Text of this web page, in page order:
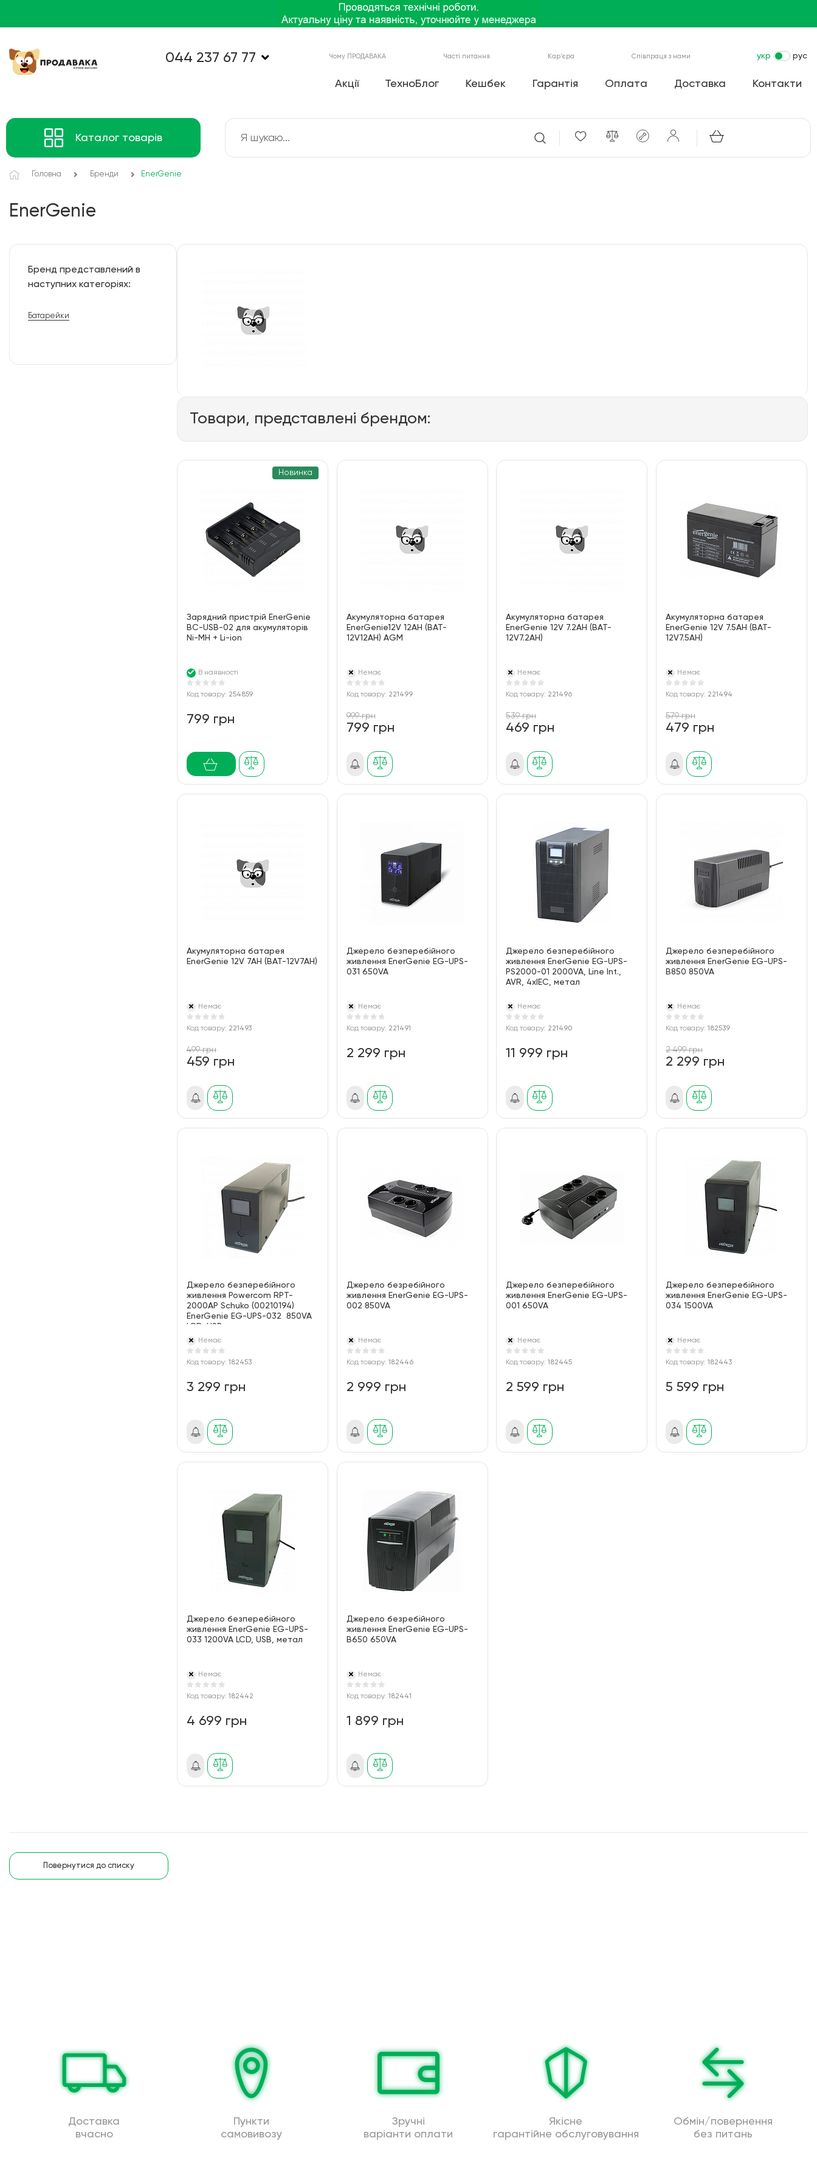
044 237 67 77 Чому ПРОДАВАКА Часті питання Кар'єра Співпраця з нами укр рус
Акції ТехноБлог Кешбек Гарантія Оплата Доставка Контакти
Каталог товарів
Головна Бренди EnerGenie
EnerGenie
Бренд представлений в
наступних категоріях:
Батарейки
Товари, представлені брендом:
Новинка
Зарядний пристрій EnerGenie
BC-USB-02 для акумуляторів
Ni-MH + Li-ion
В наявності
Код товару: 254859
799 грн
Акумуляторна батарея
EnerGenie12V 12AH (BAT-
12V12AH) AGM
Немає
Код товару: 221499
999 грн
799 грн
Акумуляторна батарея
EnerGenie 12V 7.2AH (BAT-
12V7.2AH)
Немає
Код товару: 221496
539 грн
469 грн
Акумуляторна батарея
EnerGenie 12V 7.5AH (BAT-
12V7.5AH)
Немає
Код товару: 221494
579 грн
479 грн
Акумуляторна батарея
EnerGenie 12V 7AH (BAT-12V7AH)
Немає
Код товару: 221493
499 грн
459 грн
Джерело безперебійного
живлення EnerGenie EG-UPS-
031 650VA
Немає
Код товару: 221491
2 299 грн
Джерело безперебійного
живлення EnerGenie EG-UPS-
PS2000-01 2000VA, Line Int.,
AVR, 4xIEC, метал
Немає
Код товару: 221490
11 999 грн
Джерело безперебійного
живлення EnerGenie EG-UPS-
B850 850VA
Немає
Код товару: 182539
2 499 грн
2 299 грн
Джерело безперебійного
живлення Powercom RPT-
2000AP Schuko (00210194)
EnerGenie EG-UPS-032 850VA
LCD, USB
Немає
Код товару: 182453
3 299 грн
Джерело безребійного
живлення EnerGenie EG-UPS-
002 850VA
Немає
Код товару: 182446
2 999 грн
Джерело безперебійного
живлення EnerGenie EG-UPS-
001 650VA
Немає
Код товару:182445
2 599 грн
Джерело безперебійного
живлення EnerGenie EG-UPS-
034 1500VA
Немає
Код товару: 182443
5 599 грн
Джерело безперебійного
живлення EnerGenie EG-UPS-
033 1200VA LCD, USB, метал
Немає
Код товару: 182442
4 699 грн
Джерело безребійного
живлення EnerGenie EG-UPS-
B650 650VA
Немає
Код товару: 182441
1 899 грн
Повернутися до списку
Доставка
вчасно
Пункти
самовивозу
Зручні
варіанти оплати
Якісне
гарантійне обслуговування
Обмін/повернення
без питань